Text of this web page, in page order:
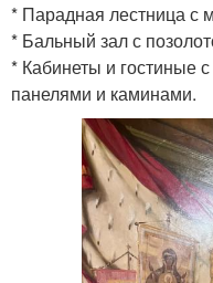
* Парадная лестница с
* Бальный зал с
* Кабинеты и гостиные
панелями и каминами.